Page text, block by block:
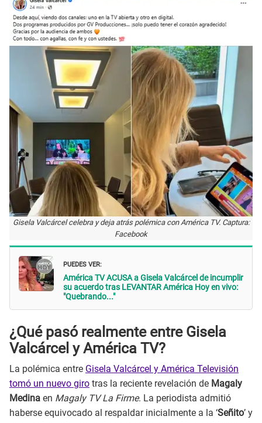
Gisela Valcárcel celebra y deja atrás polémica con América TV. Captura:
Facebook
PUEDES VER:
América TV ACUSA a Gisela Valcárcel de incumplir
su acuerdo tras LEVANTAR América Hoy en vivo:
"Quebrando..."
¿Qué pasó realmente entre Gisela
Valcárcel y América TV?
La polémica entre Gisela Valcárcel y América Televisión
tomó un nuevo giro tras la reciente revelación de Magaly
Medina en Magaly TV La Firme. La periodista admitió
haberse equivocado al respaldar inicialmente a la ‘Señito’ y